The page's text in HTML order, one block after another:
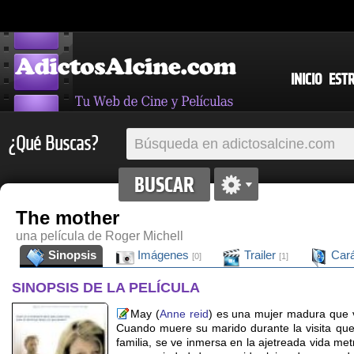
INICIO
¿Qué Buscas?
The mother
una película de Roger Michell
Sinopsis
Imágenes [0] Trailer [1]
SINOPSIS DE LA PELÍCULA
May (Anne reid) es una mujer madura que
Cuando muere su marido durante la visita
familia, se ve inmersa en la ajetreada vida